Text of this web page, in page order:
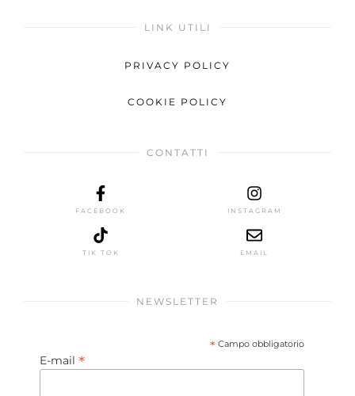
LINK UTILI
PRIVACY POLICY
COOKIE POLICY
CONTATTI
FACEBOOK INSTAGRAM
TIK TOK EMAIL
NEWSLETTER
* Campo obbligatorio
E-mail *